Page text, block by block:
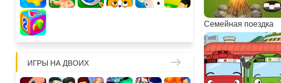
ИГРЫ НА ДВОИХ
Семейная поездка